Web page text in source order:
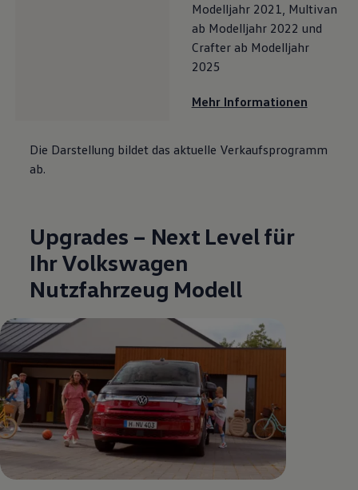
Modelljahr 2021, Multivan
ab Modelljahr 2022 und
Crafterab Modelljahr
2025
Mehr Informationen
Die Darstellung bildet das aktuelle Verkaufsprogramm
ab.
Upgrades – Next Level für
IhrVolkswagen
Nutzfahrzeug Modell